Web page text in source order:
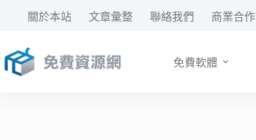
要
內
關於本站 文章彙整 聯絡我們 商業合作
免費軟體